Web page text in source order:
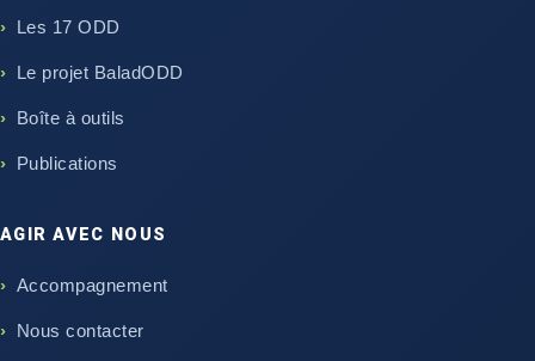
Les 17 ODD
Le projet BaladODD
Boîte à outils
Publications
AGIR AVEC NOUS
Accompagnement
Nous contacter